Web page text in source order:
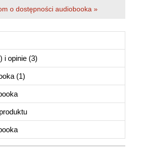
o dostępności audiobooka »
) i opinie (3)
(1)